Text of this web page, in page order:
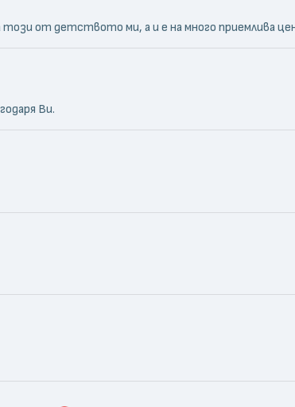
от детството ми, а и е на много приемлива
Ви.